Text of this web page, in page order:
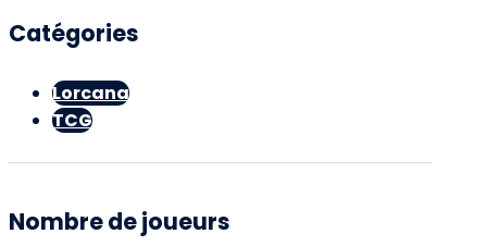
Judy
Robins
des
Lueurs
les
profondeurs
Catégories
Lorcana
TCG
Nombre de joueurs